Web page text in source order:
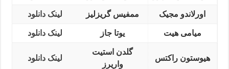
اورلاندو مجیک ممفیس گریزلیز لینک دانلود
میامی هیت یوتا جاز لینک دانلود
هیوستون راکتس
گلدن استیت
واریرز
لینک دانلود